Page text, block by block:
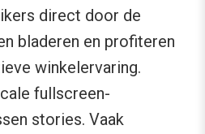
direct door de
bladeren en profiteren
winkelervaring.
fullscreen-
stories. Vaak